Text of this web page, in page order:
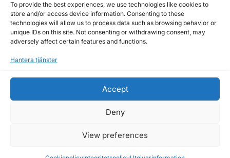
To provide the best experiences, we use technologies like cookies to
store and/or access device information. Consenting to these
technologies will allow us to process data such as browsing behavior or
unique IDs on this site. Not consenting or withdrawing consent, may
adversely affect certain features and functions.
Hantera tjänster
Accept
Deny
View preferences
Cookiepolicy
Disclaimer
Redaktionell policy
Utgivarinformation
Allmänna frågor: info@affarsstaden.se | Tipsa
annons@affarsstaden.se
© 2026 Affärsstaden.se | 2025 Alla rättigheter